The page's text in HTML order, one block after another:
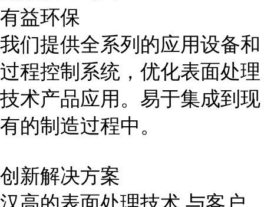
有益环保
我们提供全系列的应用设备和
过程控制系统，优化表面处理
技术产品应用。易于集成到现
有的制造过程中。
创新解决方案